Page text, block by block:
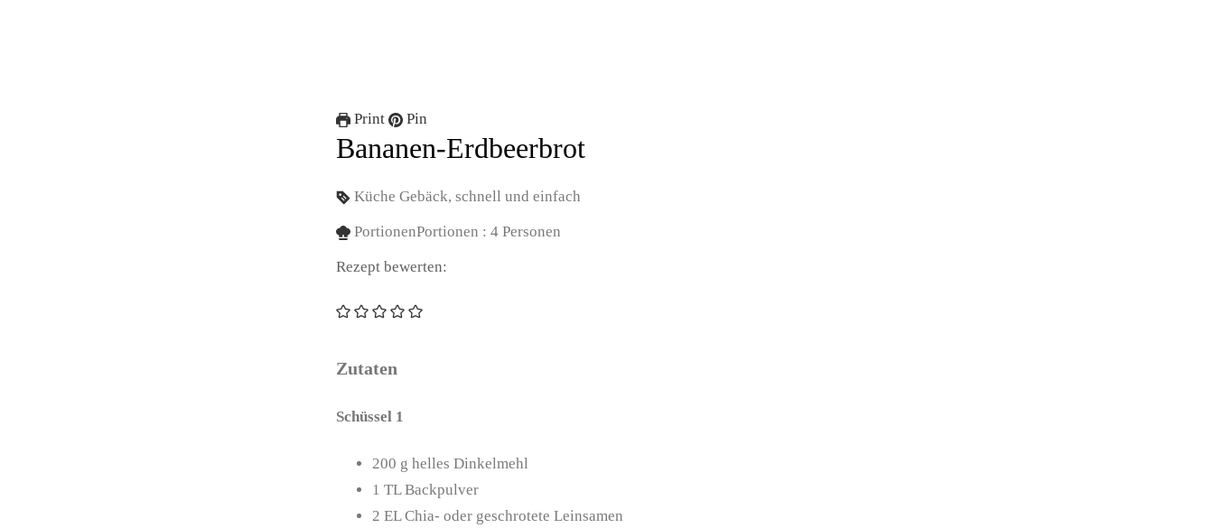
Print Pin
Bananen-Erdbeerbrot
Küche Gebäck, schnell und einfach
PortionenPortionen : 4 Personen
Rezept bewerten:
Zutaten
Schüssel 1
200 g helles Dinkelmehl
1 TL Backpulver
2 EL Chia- oder geschrotete Leinsamen